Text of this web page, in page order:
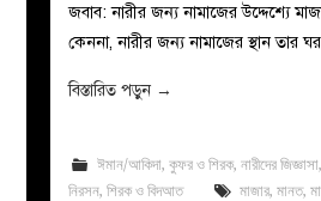
জবাব: নারীর জন্য নামাজের উদ্দেশ্যে
কেননা, নারীর জন্য নামাজের স্থান তার
বিস্তারিত পড়ুন →
ঈমান/আকিদা, কুফর ও শিরক, নারীদের জিজ্ঞাসা,
নিরসন,শিরক ও বিদআত মাজার, মানত,